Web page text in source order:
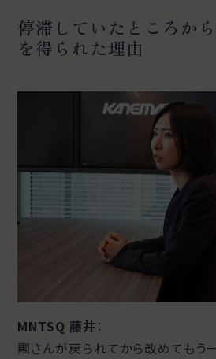
停滞していたところか
を得られた理由
MNTSQ 藤井 ：
團さんが戻られてから改めてもう